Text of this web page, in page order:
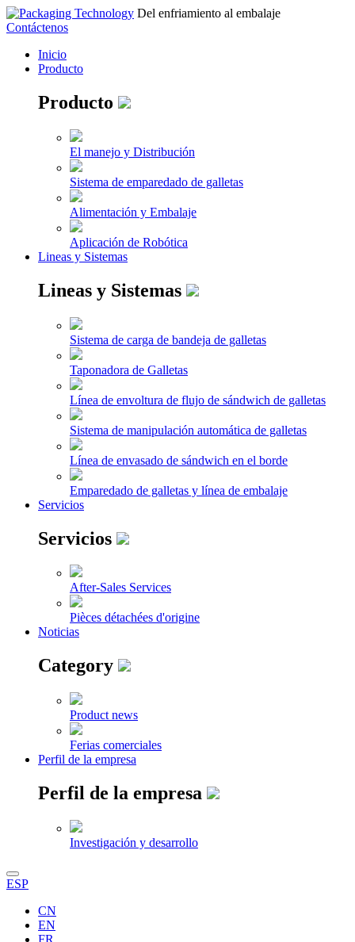
Del enfriamiento al embalaje
Contáctenos
Inicio
Producto
Producto
El manejo y Distribución
Sistema de emparedado de galletas
Alimentación y Embalaje
Aplicación de Robótica
Lineas y Sistemas
Lineas y Sistemas
Sistema de carga de bandeja de galletas
Taponadora de Galletas
Línea de envoltura de flujo de sándwich de galletas
Sistema de manipulación automática de galletas
Línea de envasado de sándwich en el borde
Emparedado de galletas y línea de embalaje
Servicios
Servicios
After-Sales Services
Pièces détachées d'origine
Noticias
Category
Product news
Ferias comerciales
Perfil de la empresa
Perfil de la empresa
Investigación y desarrollo
ESP
CN
EN
FR